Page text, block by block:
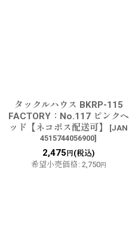
タックルハウス BKRP-115
FACTORY：No.117 ピンクヘ
ッド【ネコポス配送可】
[JAN
4515744056900]
2,475 円(税込)
希望小売価格: 2,750円